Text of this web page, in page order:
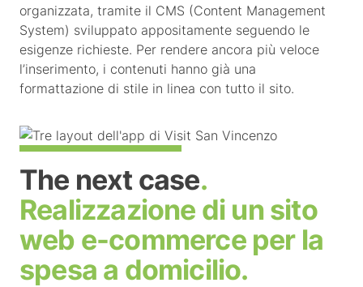
organizzata, tramite il CMS (Content Management
System) sviluppato appositamente seguendo le
esigenze richieste. Per rendere ancora più veloce
l’inserimento, i contenuti hanno già una
formattazione di stile in linea con tutto il sito.
The next case.
Realizzazione di un sito
web e-commerce per la
spesa a domicilio.